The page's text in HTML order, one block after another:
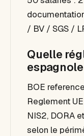
/ BV / SGS /
Quelle
BOE
Reglement
NIS2, DORA
selon le